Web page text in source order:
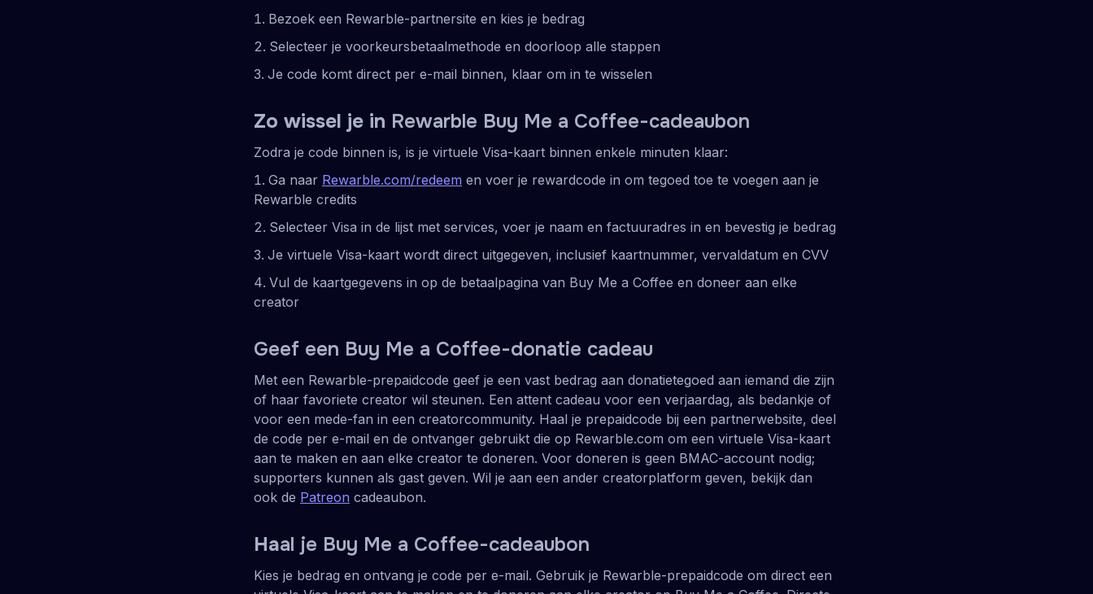
Bezoek een Rewarble-partnersite en kies je bedrag
Selecteer je voorkeursbetaalmethode en doorloop alle stappen
Je code komt direct per e-mail binnen, klaar om in te wisselen
Zo wissel je in Rewarble Buy Me a Coffee-cadeaubon
Zodra je code binnen is, is je virtuele Visa-kaart binnen enkele minuten klaar:
Ga naar Rewarble.com/redeem en voer je rewardcode in om tegoed toe te voegen aan je
Rewarble credits
Selecteer Visa in de lijst met services, voer je naam en factuuradres in en bevestig je bedrag
Je virtuele Visa-kaart wordt direct uitgegeven, inclusief kaartnummer, vervaldatum en CVV
Vul de kaartgegevens in op de betaalpagina van Buy Me a Coffee en doneer aan elke
creator
Geef een Buy Me a Coffee-donatie cadeau
Met een Rewarble-prepaidcode geef je een vast bedrag aan donatietegoed aan iemand die zijn
of haar favoriete creator wil steunen. Een attent cadeau voor een verjaardag, als bedankje of
voor een mede-fan in een creatorcommunity. Haal je prepaidcode bij een partnerwebsite, deel
de code per e-mail en de ontvanger gebruikt die op Rewarble.com om een virtuele Visa-kaart
aan te maken en aan elke creator te doneren. Voor doneren is geen BMAC-account nodig;
supporters kunnen als gast geven. Wil je aan een ander creatorplatform geven, bekijk dan
ook de Patreon cadeaubon.
Haal je Buy Me a Coffee-cadeaubon
Kies je bedrag en ontvang je code per e-mail. Gebruik je Rewarble-prepaidcode om direct een